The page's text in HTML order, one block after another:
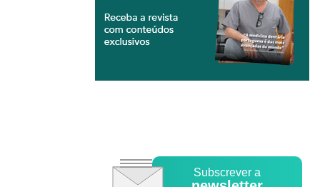
Subscrever a